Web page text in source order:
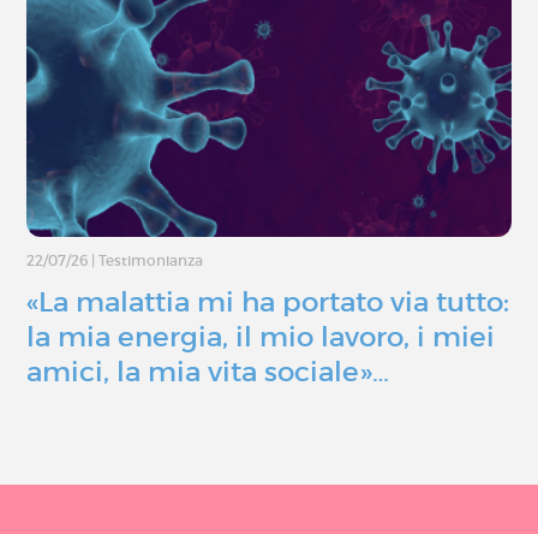
22/07/26 Testimonianza
«La malattia mi ha portato via tutto:
la mia energia, il mio lavoro, i miei
amici, la mia vita sociale»…